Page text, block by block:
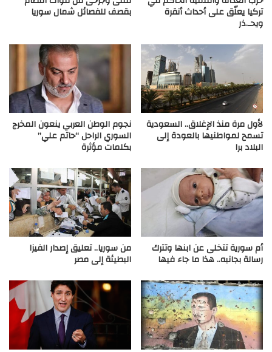
تركيا يعلّق على أحداث أنقرة
ويحـ.ذر
بقصف للفصائل شمال سوريا
لأول مرة منذ الإغلاق.. السعودية
تسمح لمواطنيها بالعودة إلى
البلاد برا
نجوم الوطن العربي ينعون المخرج
السوري الراحل “حاتم علي”
بكلمات مؤثرة
أم سورية تتخلى عن ابنها وتترك
رسالة بجانبه.. هذا ما جاء فيها
من سوريا.. تعليق إصدار الفيزا
البطيئة إلى مصر